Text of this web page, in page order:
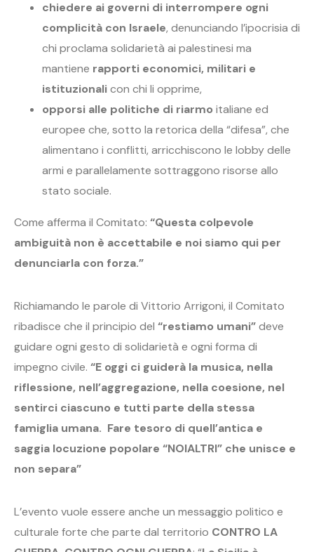
chiedere ai governi di interrompere ogni
complicità con Israele, denunciando l’ipocrisia di
chi proclama solidarietà ai palestinesi ma
mantiene rapporti economici, militari e
istituzionalicon chi li opprime,
opporsi alle politiche di riarmo italiane ed
europee che, sotto la retorica della “difesa”, che
alimentano i conflitti, arricchiscono le lobby delle
armi e parallelamente sottraggono risorse allo
stato sociale.
Come afferma il Comitato: “Questa colpevole
ambiguità non è accettabile e noi siamo qui per
denunciarla con forza.”
Richiamando le parole di Vittorio Arrigoni, il Comitato
ribadisce che il principio del “restiamo umani”deve
guidare ogni gesto di solidarietà e ogni forma di
impegno civile. “E oggi ci guiderà la musica, nella
riflessione, nell’aggregazione, nella coesione, nel
sentirci ciascuno e tutti parte della stessa
famiglia umana. Fare tesoro di quell’antica e
saggia locuzione popolare “NOIALTRI” che unisce e
non separa”
L’evento vuole essere anche un messaggio politico e
culturale forte che parte dal territorio CONTRO LA